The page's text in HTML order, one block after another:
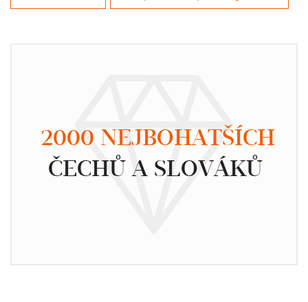
2000 NEJBOHATŠÍCH
ČECHŮ A SLOVÁKŮ